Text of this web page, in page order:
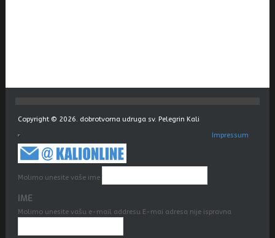
Copyright © 2026. dobrotvorna udruga sv. Pelegrin Kali
Impressum
Molimo unesite vaše ime
IME
Molimo unesite vašu e-mail addresu E-mai adresa nije ispravna